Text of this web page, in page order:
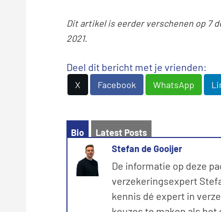
Dit artikel is eerder verschenen op 7
2021.
Deel dit bericht met je vrienden:
X Facebook WhatsApp
Bio
Latest Posts
Stefan de Gooijer
De informatie op deze
verzekeringsexpert
kennis dé expert in